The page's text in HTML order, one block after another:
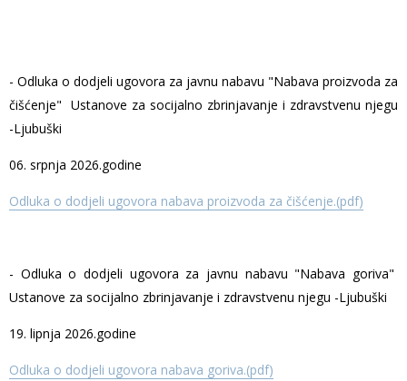
- Odluka o dodjeli ugovora za javnu nabavu "Nabava proizvoda za
čišćenje" Ustanove za socijalno zbrinjavanje i zdravstvenu njegu
-Ljubuški
06. srpnja 2026.godine
Odluka o dodjeli ugovora nabava proizvoda za čišćenje.(pdf)
- Odluka o dodjeli ugovora za javnu nabavu "Nabava goriva"
Ustanove za socijalno zbrinjavanje i zdravstvenu njegu -Ljubuški
19. lipnja 2026.godine
Odluka o dodjeli ugovora nabava goriva.(pdf)